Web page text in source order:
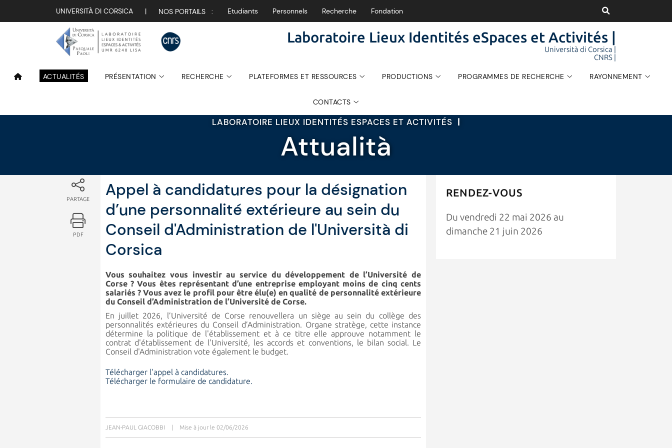
UNIVERSITÀ DI CORSICA | NOS PORTAILS : Etudiants Personnels Recherche Fondation
Laboratoire Lieux Identités eSpaces et Activités |
Università di Corsica |
CNRS |
ACTUALITÉS PRÉSENTATION RECHERCHE PLATEFORMES ET RESSOURCES PRODUCTIONS PROGRAMMES DE RECHERCHE RAYONNEMENT
CONTACTS
LABORATOIRE LIEUX IDENTITÉS ESPACES ET ACTIVITÉS |
Attualità
PARTAGE
PDF
Appel à candidatures pour la désignation
d’une personnalité extérieure au sein du
Conseil d'Administration de l'Università di
Corsica
Vous souhaitez vous investir au service du développement de l’Université de
Corse ? Vous êtes représentant d’une entreprise employant moins de cinq cents
salariés ? Vous avez le profil pour être élu(e) en qualité de personnalité extérieure
du Conseil d’Administration de l’Université de Corse.
En juillet 2026, l’Université de Corse renouvellera un siège au sein du collège des
personnalités extérieures du Conseil d’Administration. Organe stratège, cette instance
détermine la politique de l'établissement et à ce titre elle approuve notamment le
contrat d'établissement de l'Université, les accords et conventions, le bilan social. Le
Conseil d'Administration vote également le budget.
Télécharger l'appel à candidatures.
Télécharger le formulaire de candidature.
JEAN-PAUL GIACOBBI | Mise à jour le 02/06/2026
RENDEZ-VOUS
Du vendredi 22 mai 2026 au
dimanche 21 juin 2026